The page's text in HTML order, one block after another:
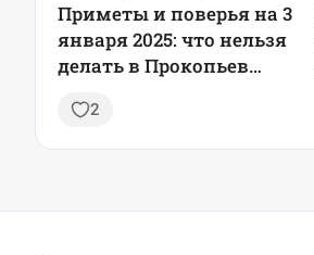
Приметы и поверья на 3
января 2025: что нельзя
делать в Прокопьев
2